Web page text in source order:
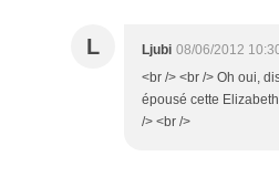
L Ljubi 08/06/2012
<br /> <br /> Oh oui,
épousé cette
/> <br />